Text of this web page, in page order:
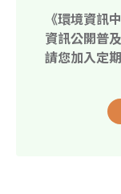
《環境資訊
資訊公開普
請您加入定